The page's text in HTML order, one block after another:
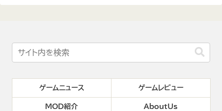
ゲームニュース ゲームレビュー
MOD紹介 AboutUs